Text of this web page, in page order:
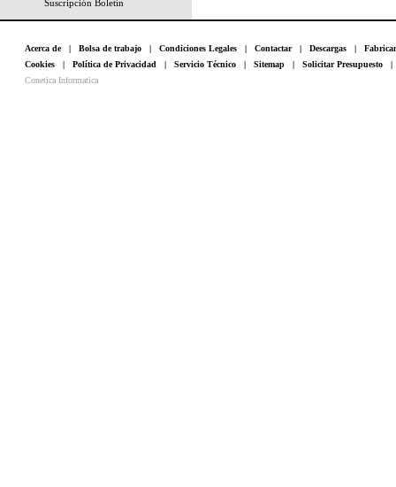
Suscripción Boletín
Acerca de| Bolsa de trabajo | Condiciones Legales | Contactar| Descargas |
Cookies | Política de Privacidad | Servicio Técnico | Sitemap | Solicitar Presupuesto
Conetica Informatica